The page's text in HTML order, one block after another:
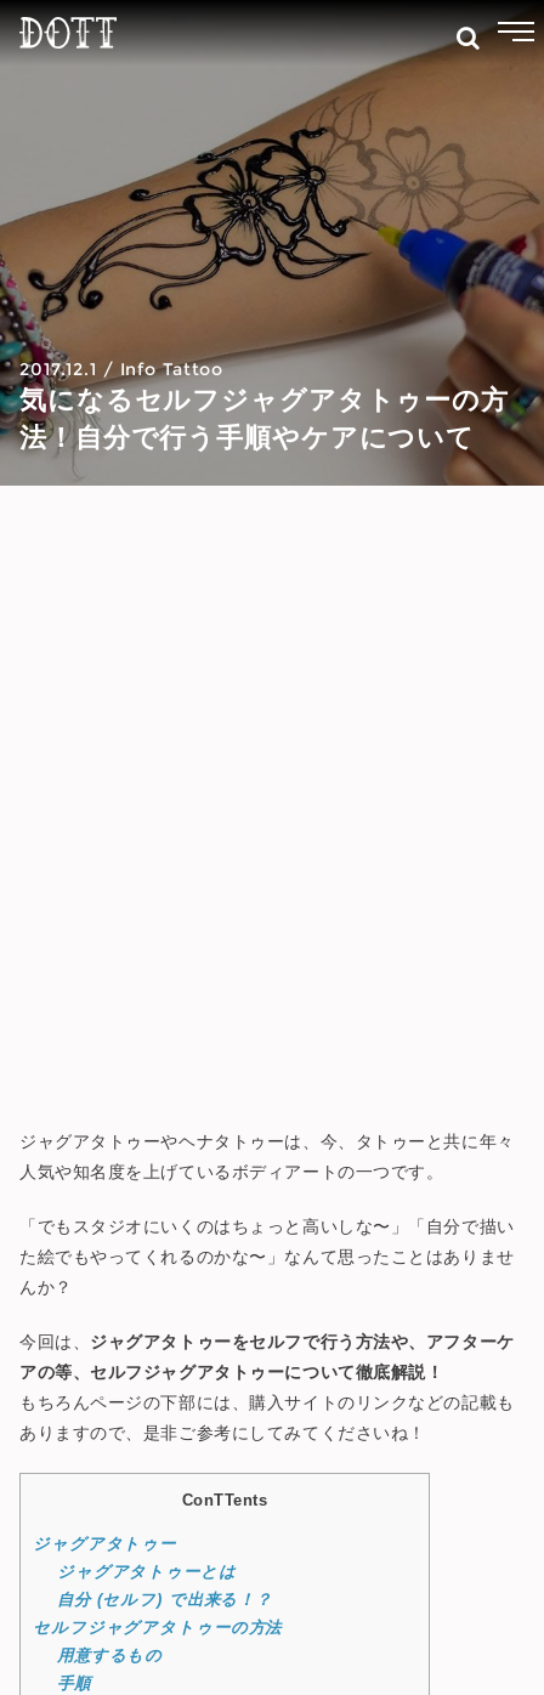
2017.12.1 / Info Tattoo
気になるセルフジャグアタトゥーの方
法！自分で行う手順やケアについて
ジャグアタトゥーやヘナタトゥーは、今、タトゥーと共に年々
人気や知名度を上げているボディアートの一つです。
「でもスタジオにいくのはちょっと高いしな〜」「自分で描い
た絵でもやってくれるのかな〜」なんて思ったことはありませ
んか？
今回は、 ジャグアタトゥーをセルフで行う方法や、アフターケ
アの等、セルフジャグアタトゥーについて徹底解説！
もちろんページの下部には、購入サイトのリンクなどの記載も
ありますので、是非ご参考にしてみてくださいね！
ConTTents
ジャグアタトゥー
ジャグアタトゥーとは
自分 (セルフ) で出来る！？
セルフジャグアタトゥーの方法
用意するもの
手順